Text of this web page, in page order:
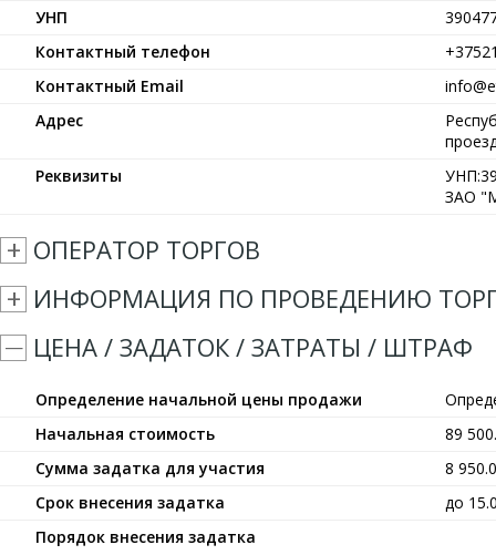
УНП
Контактный телефон
Контактный Email
Адрес
Реквизиты
ЗАО
ОПЕРАТОР ТОРГОВ
ИНФОРМАЦИЯ ПО ПРОВЕДЕНИЮ
ЦЕНА / ЗАДАТОК / ЗАТРАТЫ / ШТРАФ
Определение начальной цены продажи
Начальная стоимость
89
Сумма задатка для участия
8
Срок внесения задатка
до
Порядок внесения задатка